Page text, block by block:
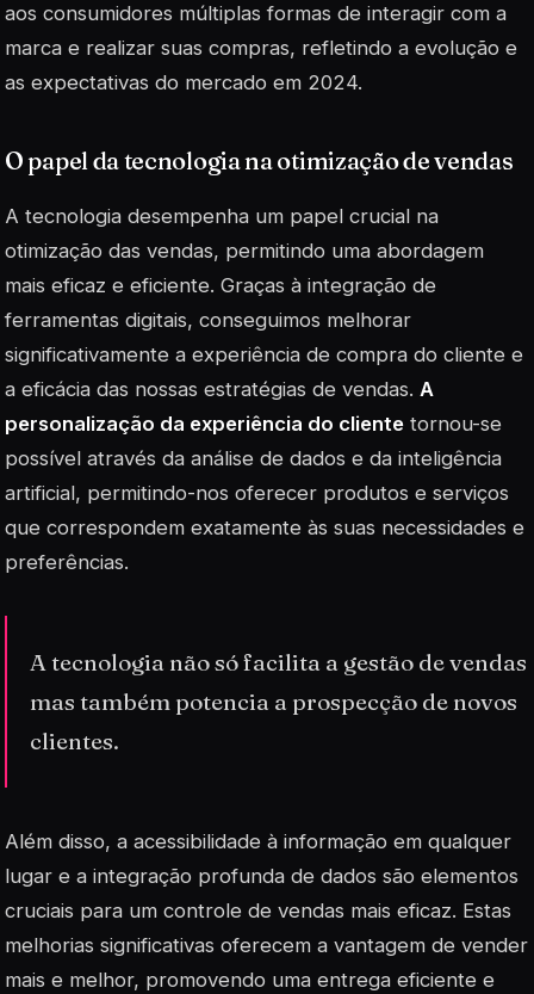
aos consumidores múltiplas formas de interagir com a
marca e realizar suas compras, refletindo a evolução e
as expectativas do mercado em 2024.
O papel da tecnologia na otimização de vendas
A tecnologia desempenha um papel crucial na
otimização das vendas, permitindo uma abordagem
mais eficaz e eficiente. Graças à integração de
ferramentas digitais, conseguimos melhorar
significativamente a experiência de compra do cliente e
a eficácia das nossas estratégias de vendas. A
personalização da experiência do cliente tornou-se
possível através da análise de dados e da inteligência
artificial, permitindo-nos oferecer produtos e serviços
que correspondem exatamente às suas necessidades e
preferências.
A tecnologia não só facilita a gestão de vendas
mas também potencia a prospecção de novos
clientes.
Além disso, a acessibilidade à informação em qualquer
lugar e a integração profunda de dados são elementos
cruciais para um controle de vendas mais eficaz. Estas
melhorias significativas oferecem a vantagem de vender
mais e melhor, promovendo uma entrega eficiente e